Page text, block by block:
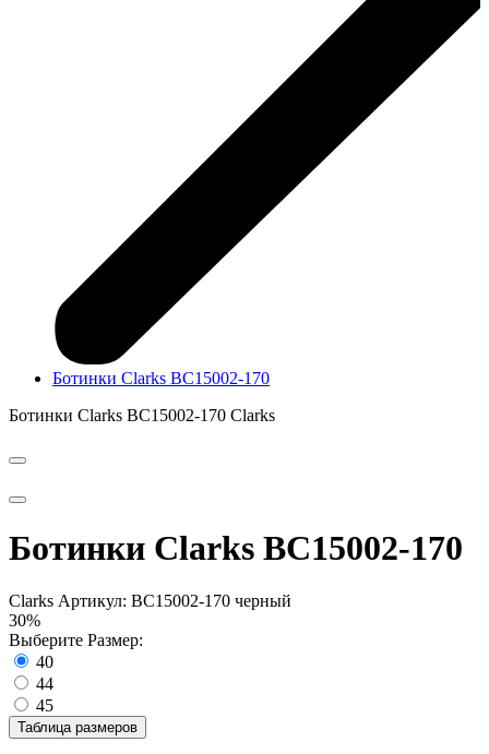
Ботинки Clarks BC15002-170
Ботинки Clarks BC15002-170 Clarks
Ботинки Clarks BC15002-170
Clarks Артикул: BC15002-170 черный
30%
Выберите Размер:
40
44
45
Таблица размеров